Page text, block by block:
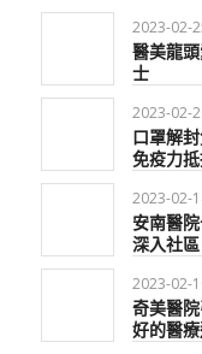
2023-02-
醫美龍
士
2023-02-
口罩解
免疫力
2023-02-
安南醫
深入社區
2023-02-
奇美醫
好的醫